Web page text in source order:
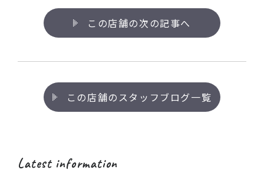
この店舗の次の記事へ
この店舗のスタッフブログ一覧
Latest information